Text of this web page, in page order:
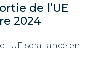
de l’UE
2024